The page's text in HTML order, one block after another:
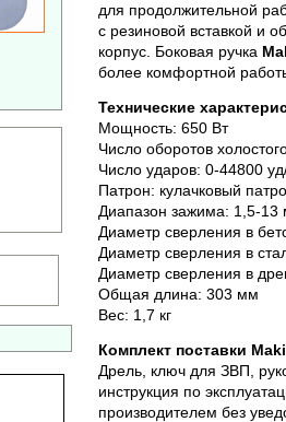
для продолжительной
с резиновой вставкой и
корпус. Боковая ручка
более комфортной
Технические
Мощность: 650 Вт
Число оборотов
Число ударов: 0-44800
Патрон: кулачковый
Диапазон зажима: 1,5-13
Диаметр сверления в
Диаметр сверления в
Диаметр сверления в
Общая длина: 303 мм
Вес: 1,7 кг
Комплект поставки
Дрель, ключ для ЗВП,
инструкция по
производителем без